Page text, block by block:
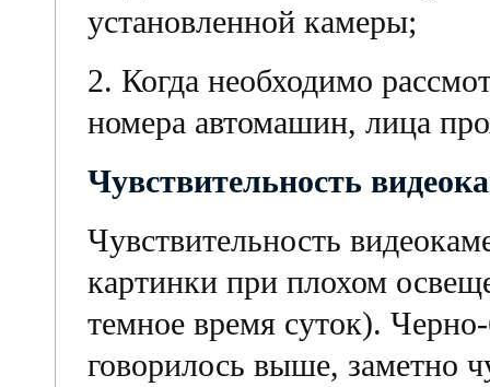
установленной камеры;
2. Когда необходимо
номера автомашин, лица
Чувствительность
Чувствительность
картинки при плохом
темное время суток).
говорилось выше, заметно